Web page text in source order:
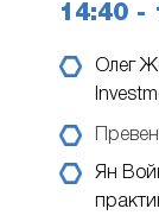
14:40 -
Олег
Ян